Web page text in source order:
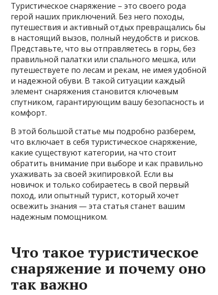
Туристическое снаряжение – это своего рода
герой наших приключений. Без него походы,
путешествия и активный отдых превращались бы
в настоящий вызов, полный неудобств и рисков.
Представьте, что вы отправляетесь в горы, без
правильной палатки или спального мешка, или
путешествуете по лесам и рекам, не имея удобной
и надежной обуви. В такой ситуации каждый
элемент снаряжения становится ключевым
спутником, гарантирующим вашу безопасность и
комфорт.
В этой большой статье мы подробно разберем,
что включает в себя туристическое снаряжение,
какие существуют категории, на что стоит
обратить внимание при выборе и как правильно
ухаживать за своей экипировкой. Если вы
новичок и только собираетесь в свой первый
поход, или опытный турист, который хочет
освежить знания — эта статья станет вашим
надежным помощником.
Что такое туристическое
снаряжение и почему оно
так важно